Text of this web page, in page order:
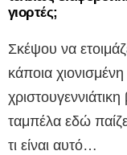
γιορτές;
Σκέψου να
κάποια
χριστουγεννιάτικη
ταμπέλα εδώ
τι είναι αυτό…